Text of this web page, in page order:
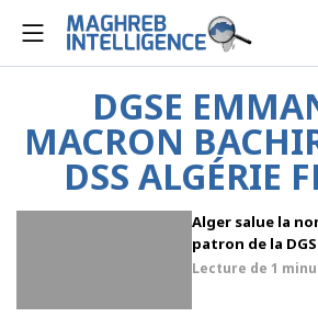
DGSE
MACRON
DSS ALGÉRIE
Alger salue la
patron de la
Lecture de 1